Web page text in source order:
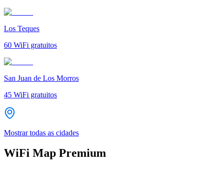
Los Teques
60 WiFi gratuitos
San Juan de Los Morros
45 WiFi gratuitos
Mostrar todas as cidades
WiFi Map Premium